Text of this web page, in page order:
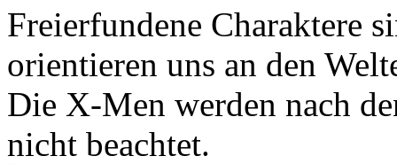
Freierfundene Charaktere
orientieren uns an den
Die X-Men werden nach
nicht beachtet.